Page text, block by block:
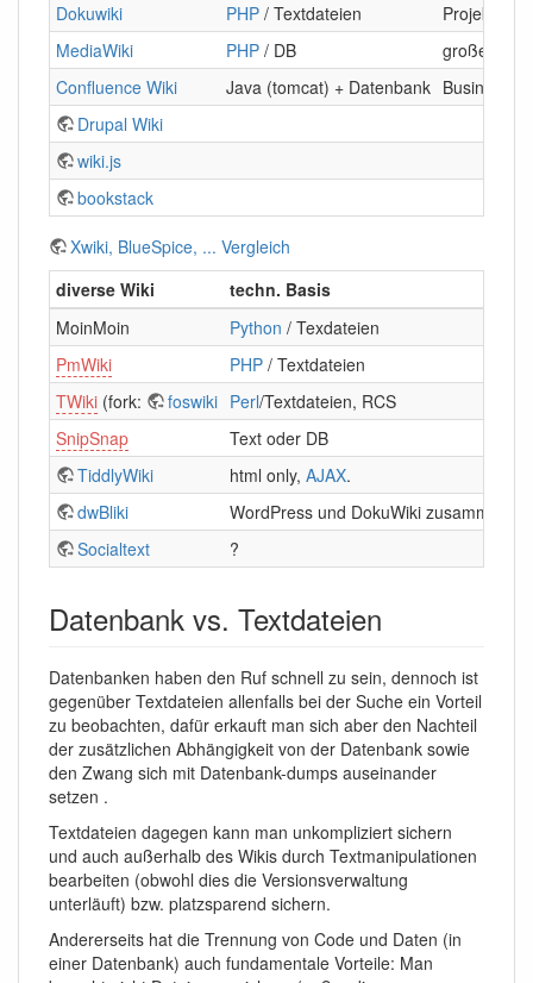
Dokuwiki
PHP / Textdateien
Projekte/
MediaWiki
PHP / DB
große
Confluence Wiki
Java (tomcat) + Datenbank Business-
Drupal Wiki
wiki.js
bookstack
Xwiki, BlueSpice, ... Vergleich
diverse Wiki
techn. Basis
MoinMoin
Python / Texdateien
PmWiki
PHP / Textdateien
TWiki (fork: foswiki Perl/Textdateien, RCS
SnipSnap
Text oder DB
TiddlyWiki
html only, AJAX.
dwBliki
WordPress und DokuWiki zusammen
Socialtext
?
Datenbank vs. Textdateien
Datenbanken haben den Ruf schnell zu sein, dennoch ist
gegenüber Textdateien allenfalls bei der Suche ein Vorteil
zu beobachten, dafür erkauft man sich aber den Nachteil
der zusätzlichen Abhängigkeit von der Datenbank sowie
den Zwang sich mit Datenbank-dumps auseinander
setzen .
Textdateien dagegen kann man unkompliziert sichern
und auch außerhalb des Wikis durch Textmanipulationen
bearbeiten (obwohl dies die Versionsverwaltung
unterläuft) bzw. platzsparend sichern.
Andererseits hat die Trennung von Code und Daten (in
einer Datenbank) auch fundamentale Vorteile: Man